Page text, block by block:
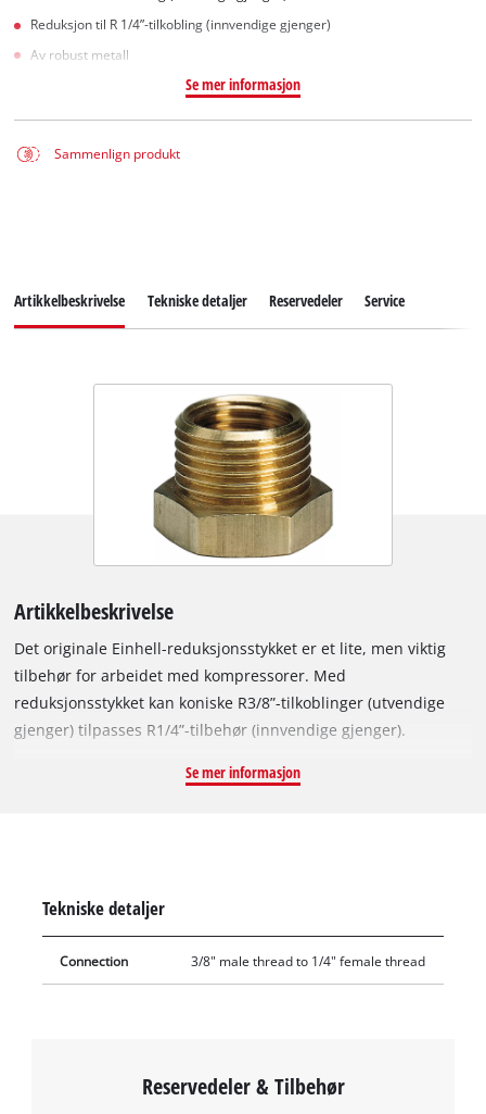
Reduksjon til R 1/4”-tilkobling (innvendige gjenger)
Av robust metall
Se mer informasjon
Sammenlign produkt
Artikkelbeskrivelse Tekniske detaljer Reservedeler Service
Artikkelbeskrivelse
Det originale Einhell-reduksjonsstykket er et lite, men viktig
tilbehør for arbeidet med kompressorer. Med
reduksjonsstykket kan koniske R3/8”-tilkoblinger (utvendige
gjenger) tilpasses R1/4”-tilbehør (innvendige gjenger).
reduksjonsnippelen kan opprinnelige 3/8" AG-tilkoblinger
aktuelle tilkoblingene.
Se mer informasjon
Tekniske detaljer
Connection 3/8" male thread to 1/4" female thread
Reservedeler & Tilbehør